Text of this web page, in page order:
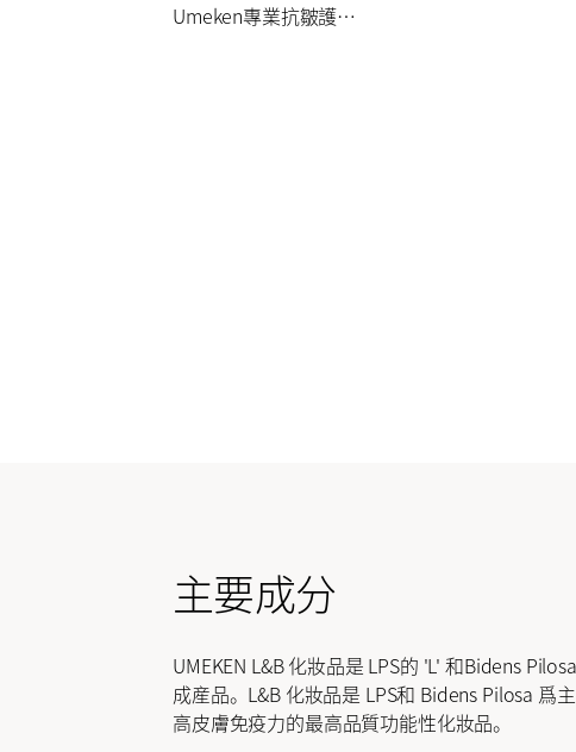
Umeken專業抗皺護膚品L&B
主要成分
UMEKEN L&B 化妝品是 LPS的 'L' 和Bidens
成産品。L&B 化妝品是 LPS和 Bidens Pilosa 爲
高皮膚免疫力的最高品質功能性化妝品。